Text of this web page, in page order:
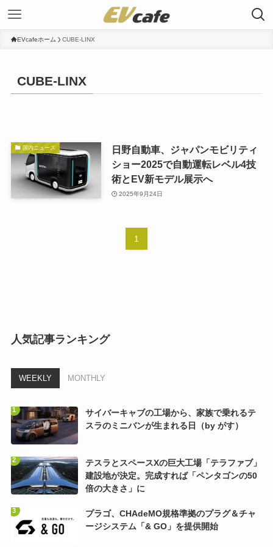
EVcafeホーム CUBE-LINX
CUBE-LINX
国内ニュース
日野自動車、ジャパンモビリティ
ショー2025で自動運転レベル4技
術とEV新モデル展示へ
2025年9月24日
1
人気記事ランキング
WEEKLY MONTHLY
サイバーキャブの工場から、家族で乗れるテ
スラのミニバンが生まれる日（by がす）
テスラとスペースXの巨大工場「テラファブ」
建設地が決定。完成すれば「ペンタゴンの50
倍の大きさ」に
プラゴ、CHAdeMO規格準拠のプラグ＆チャ
ージシステム「& GO」を提供開始